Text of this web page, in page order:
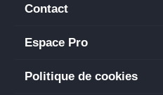
Contact
Espace Pro
Politique de cookies